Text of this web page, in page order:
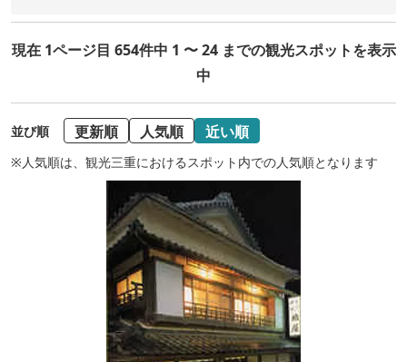
現在 1ページ目 654件中 1 〜 24 までの観光スポットを表示
中
並び順 更新順 人気順 近い順
※人気順は、観光三重におけるスポット内での人気順となります